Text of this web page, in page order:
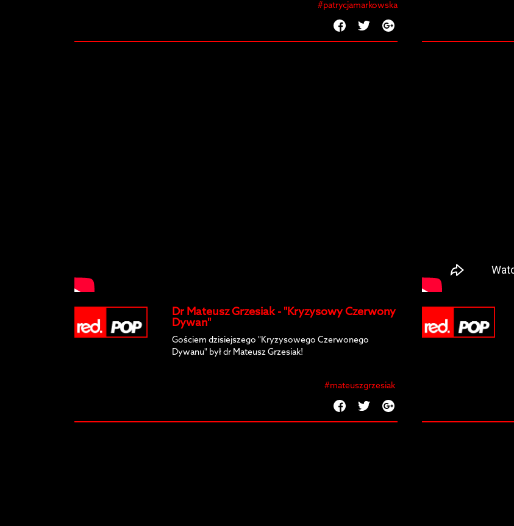
#patrycjamarkowska
Dr Mateusz Grzesiak - "Kryzysowy Czerwony
Dywan"
Gościem dzisiejszego "Kryzysowego Czerwonego
Dywanu" był dr Mateusz Grzesiak!
#mateuszgrzesiak